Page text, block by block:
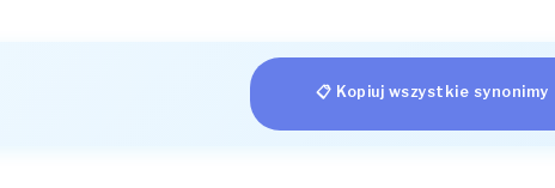
📋 Kopiuj wszystkie synonimy